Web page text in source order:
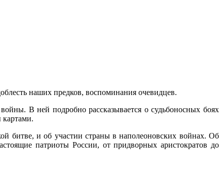
наших предков, воспоминания очевидцев.
В ней подробно рассказывается о судьбоносных боях
битве, и об участии страны в наполеоновских войнах. Об
патриоты России, от придворных аристократов до